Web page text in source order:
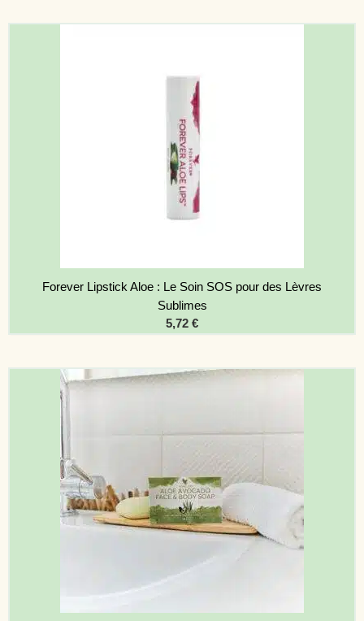
Forever Lipstick Aloe : Le Soin SOS pour des Lèvres
Sublimes
5,72 €